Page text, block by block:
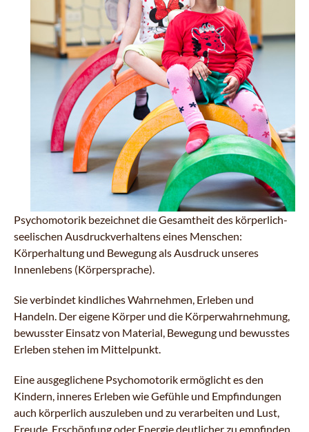
Psychomotorik bezeichnet die Gesamtheit des körperlich-
seelischen Ausdruckverhaltens eines Menschen:
Körperhaltung und Bewegung als Ausdruck unseres
Innenlebens (Körpersprache).
Sie verbindet kindliches Wahrnehmen, Erleben und
Handeln. Der eigene Körper und die Körperwahrnehmung,
bewusster Einsatz von Material, Bewegung und bewusstes
Erleben stehen im Mittelpunkt.
Eine ausgeglichene Psychomotorik ermöglicht es den
Kindern, inneres Erleben wie Gefühle und Empfindungen
auch körperlich auszuleben und zu verarbeiten und Lust,
Freude, Erschöpfung oder Energie deutlicher zu empfinden.